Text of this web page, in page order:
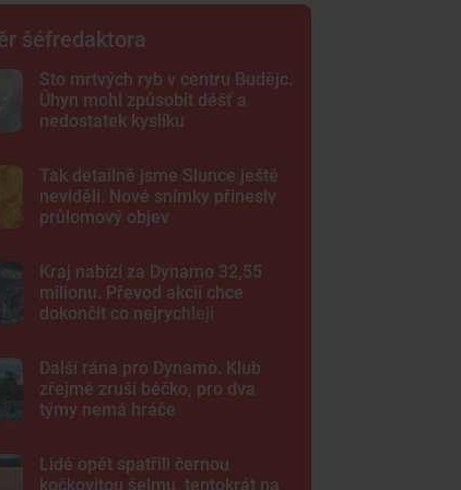
šéfredaktora
Sto mrtvých ryb v centru Budějc.
Úhyn mohl způsobit déšť a
nedostatek kyslíku
Tak detailně jsme Slunce ještě
neviděli. Nové snímky přinesly
průlomový objev
Kraj nabízí za Dynamo 32,55
milionu. Převod akcií chce
dokončit co nejrychleji
Další rána pro Dynamo. Klub
zřejmě zruší béčko, pro dva
týmy nemá hráče
Lidé opět spatřili černou
kočkovitou šelmu, tentokrát na